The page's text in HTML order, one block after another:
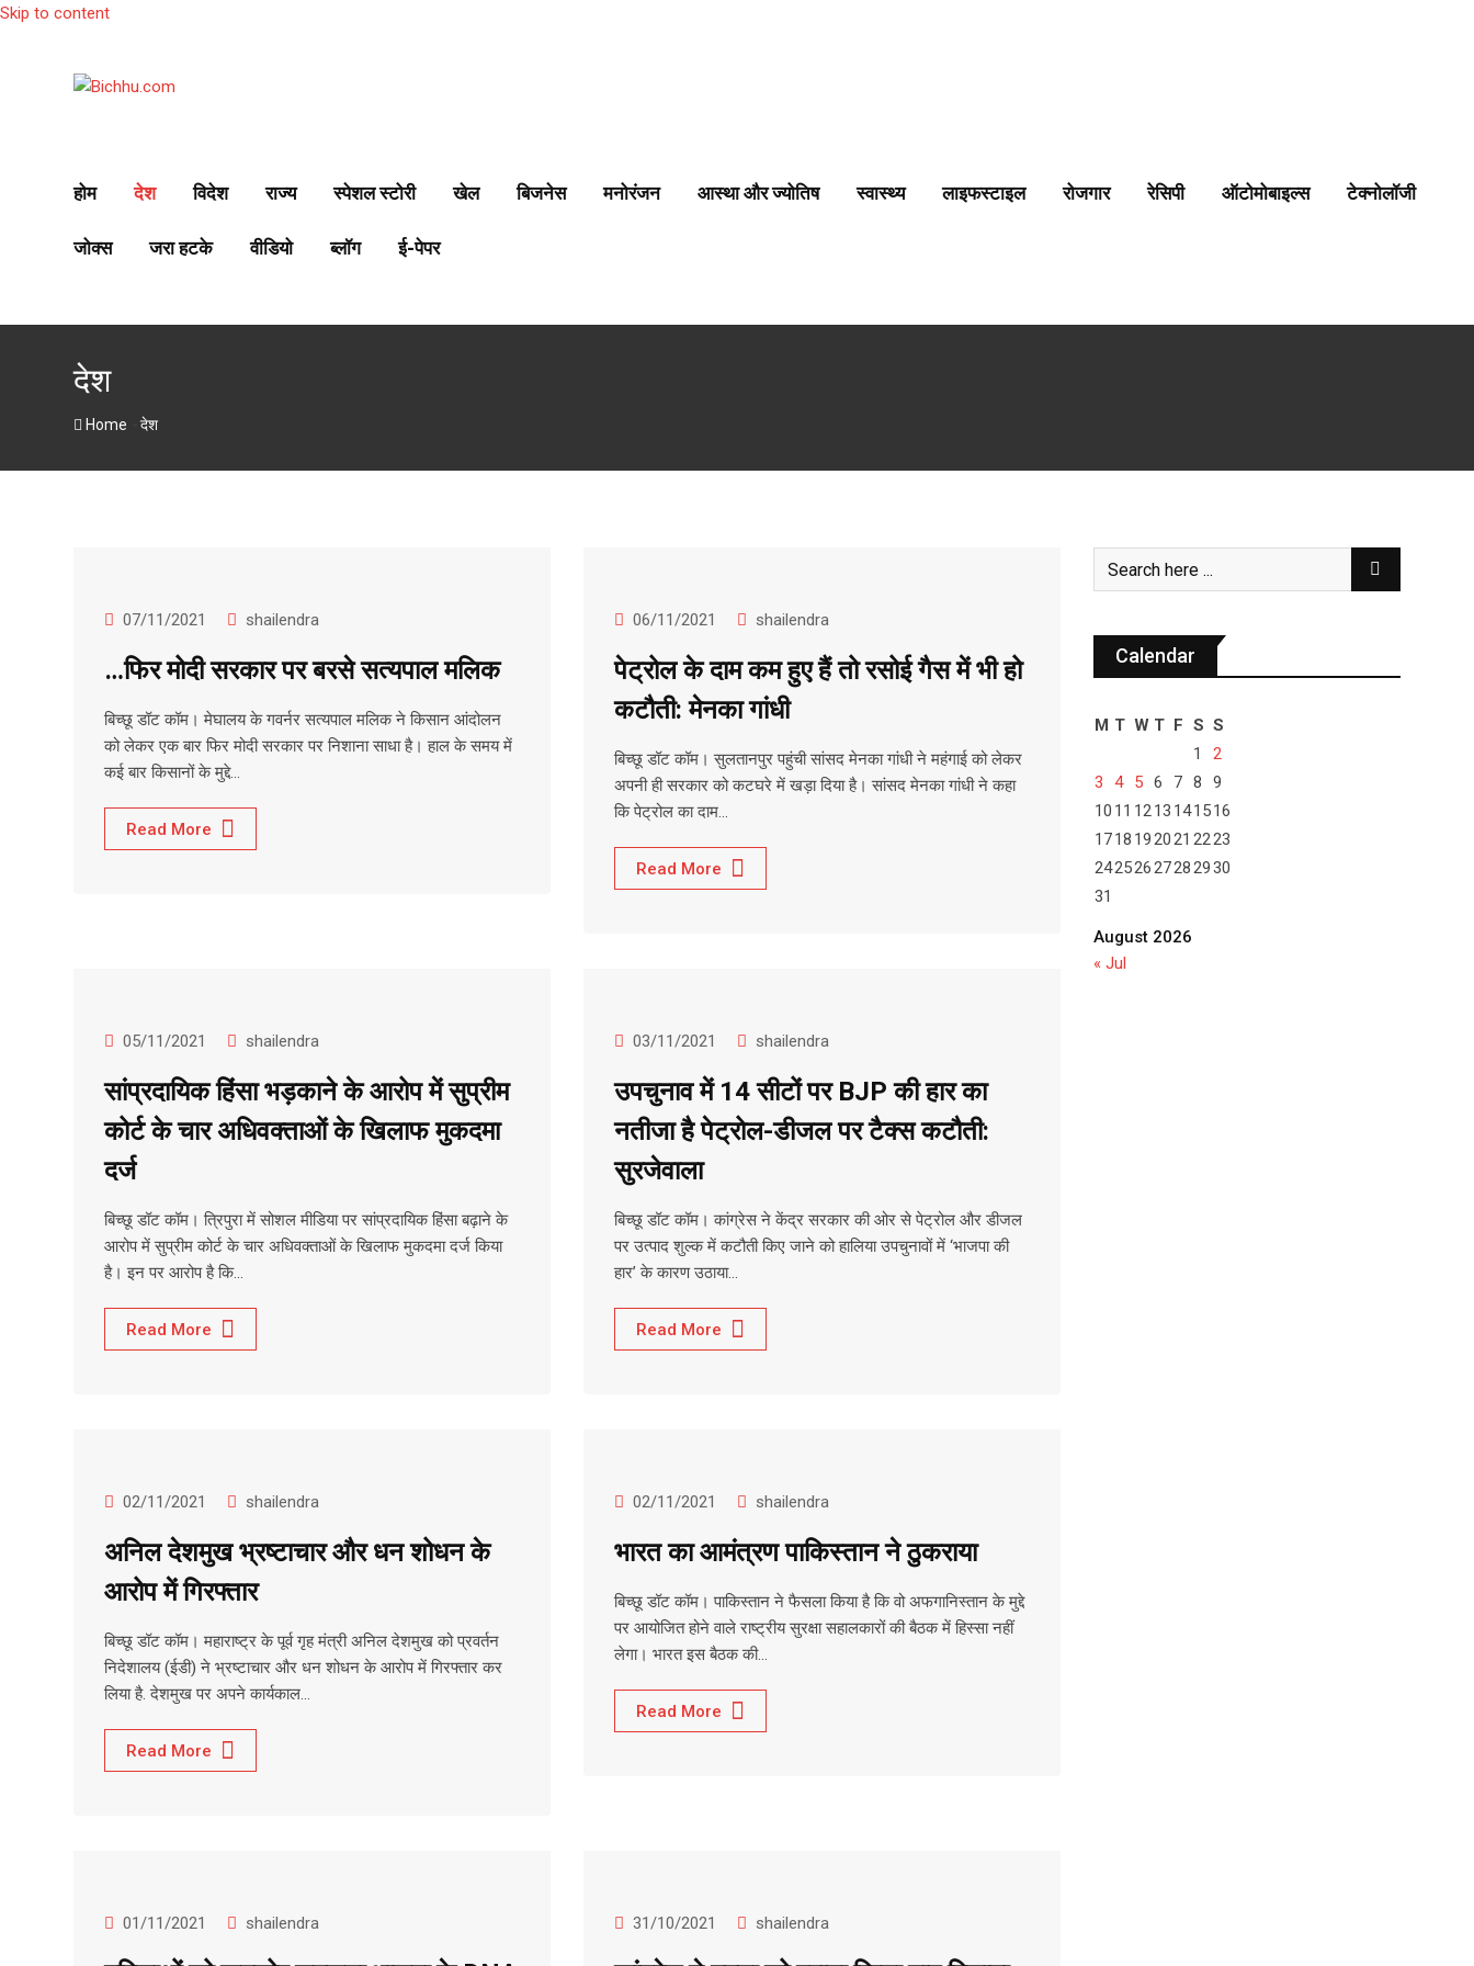
Skip to content
होम देश विदेश राज्य स्पेशल स्टोरी खेल बिजनेस मनोरंजन आस्था और ज्योतिष स्वास्थ्य लाइफस्टाइल रोजगार रेसिपी ऑटोमोबाइल्स टेक्नोलॉजी
जोक्स जरा हटके वीडियो ब्लॉग ई-पेपर
देश
Home देश
07/11/2021 shailendra
…फिर मोदी सरकार पर बरसे सत्यपाल मलिक
बिच्छू डॉट कॉम। मेघालय के गवर्नर सत्यपाल मलिक ने किसान आंदोलन
को लेकर एक बार फिर मोदी सरकार पर निशाना साधा है। हाल के समय में
कई बार किसानों के मुद्दे…
Read More
06/11/2021 shailendra
पेट्रोल के दाम कम हुए हैं तो रसोई गैस में भी हो
कटौती: मेनका गांधी
बिच्छू डॉट कॉम। सुलतानपुर पहुंची सांसद मेनका गांधी ने महंगाई को लेकर
अपनी ही सरकार को कटघरे में खड़ा दिया है। सांसद मेनका गांधी ने कहा
कि पेट्रोल का दाम…
Read More
05/11/2021 shailendra
सांप्रदायिक हिंसा भड़काने के आरोप में सुप्रीम
कोर्ट के चार अधिवक्ताओं के खिलाफ मुकदमा
दर्ज
बिच्छू डॉट कॉम। त्रिपुरा में सोशल मीडिया पर सांप्रदायिक हिंसा बढ़ाने के
आरोप में सुप्रीम कोर्ट के चार अधिवक्ताओं के खिलाफ मुकदमा दर्ज किया
है। इन पर आरोप है कि…
Read More
03/11/2021 shailendra
उपचुनाव में 14 सीटों पर BJP की हार का
नतीजा है पेट्रोल-डीजल पर टैक्स कटौती:
सुरजेवाला
बिच्छू डॉट कॉम। कांग्रेस ने केंद्र सरकार की ओर से पेट्रोल और डीजल
पर उत्पाद शुल्क में कटौती किए जाने को हालिया उपचुनावों में ‘भाजपा की
हार’ के कारण उठाया…
Read More
02/11/2021 shailendra
अनिल देशमुख भ्रष्टाचार और धन शोधन के
आरोप में गिरफ्तार
बिच्छू डॉट कॉम। महाराष्ट्र के पूर्व गृह मंत्री अनिल देशमुख को प्रवर्तन
निदेशालय (ईडी) ने भ्रष्टाचार और धन शोधन के आरोप में गिरफ्तार कर
लिया है. देशमुख पर अपने कार्यकाल…
Read More
02/11/2021 shailendra
भारत का आमंत्रण पाकिस्तान ने ठुकराया
बिच्छू डॉट कॉम। पाकिस्तान ने फैसला किया है कि वो अफगानिस्तान के मुद्दे
पर आयोजित होने वाले राष्ट्रीय सुरक्षा सहालकारों की बैठक में हिस्सा नहीं
लेगा। भारत इस बैठक की…
Read More
01/11/2021 shailendra 31/10/2021 shailendra
Calendar
August 2026
M T W T F S S
1
2
3
4 5 6 7 8
9
10 11 1213 141516
1718 192021 2223
24252627282930
31
« Jul